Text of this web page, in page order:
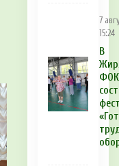
7
15:24
В